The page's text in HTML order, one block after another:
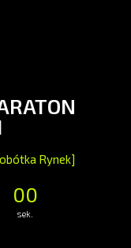
Rynek]
00
sek.